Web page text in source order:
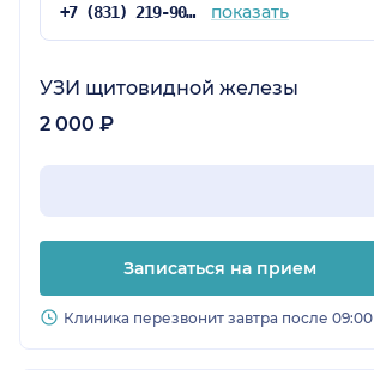
+7 (831) 219-90-67 показать
УЗИ щитовидной железы
2 000 ₽
Записаться на прием
Клиника перезвонит завтра после 09:00